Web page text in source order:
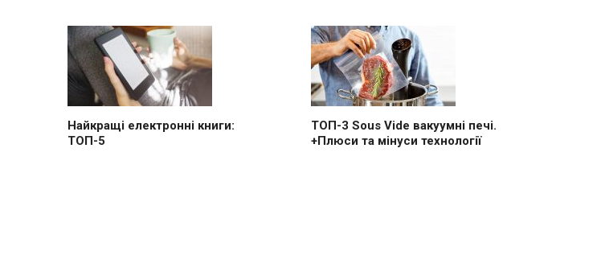
Найкращі електронні книги:
ТОП-5
ТОП-3 Sous Vide вакуумні печі.
+Плюси та мінуси технології